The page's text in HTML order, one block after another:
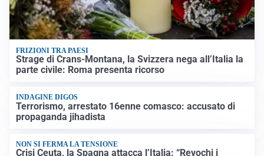
FRIZIONI TRA PAESI
Strage di Crans-Montana, la Svizzera nega all’Italia la
parte civile: Roma presenta ricorso
INDAGINE DIGOS
Terrorismo, arrestato 16enne comasco: accusato di
propaganda jihadista
NON SI FERMA LA TENSIONE
Crisi Ceuta, la Spagna attacca l’Italia: “Revochi i